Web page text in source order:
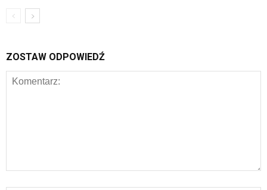
ZOSTAW ODPOWIEDŹ